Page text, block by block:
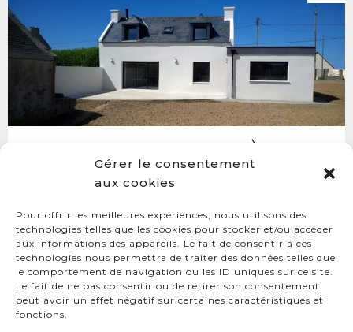
Gérer le consentement
aux cookies
Pour offrir les meilleures expériences, nous utilisons des
technologies telles que les cookies pour stocker et/ou accéder
aux informations des appareils. Le fait de consentir à ces
technologies nous permettra de traiter des données telles que
le comportement de navigation ou les ID uniques sur ce site.
Le fait de ne pas consentir ou de retirer son consentement
peut avoir un effet négatif sur certaines caractéristiques et
fonctions.
LAGADEC
PEN AR HOAS29800SAINT THONAN
02 98 20 22 36